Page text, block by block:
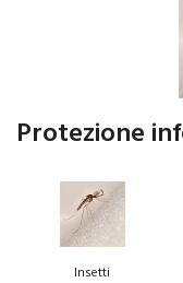
Protezione
Insetti